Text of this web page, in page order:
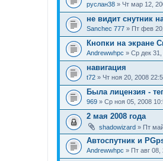
руслан38 » Чт мар 12,
не видит снутник
Sanchec 777 » Пт фев
Кнопки на экране
Andrewwhpc » Ср дек 31,
навигация
t72 » Чт ноя 20, 2008
Была лицензия -
969 » Ср ноя 05, 2008
2 мая 2008 года
shadowizard » Пт
Автоспутник и
Andrewwhpc » Пт авг 08,